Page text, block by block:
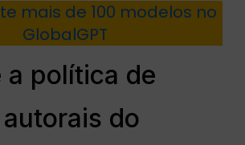
mais de 100 modelos no
GlobalGPT
a política de
do